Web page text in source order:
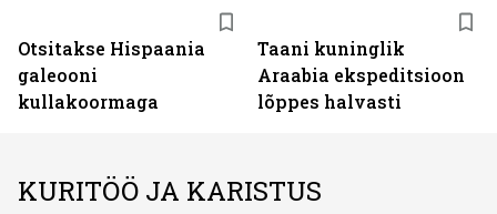
Otsitakse Hispaania
galeooni
kullakoormaga
Taani kuninglik
Araabia ekspeditsioon
lõppes halvasti
KURITÖÖ JA KARISTUS